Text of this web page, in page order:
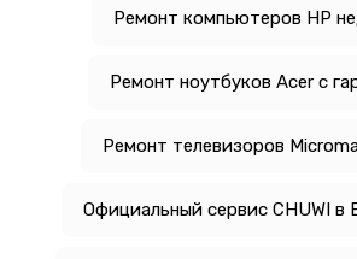
Ремонт компьютеров HP
Ремонт ноутбуков Acer с
Ремонт телевизоров
Официальный сервис CHUWI в